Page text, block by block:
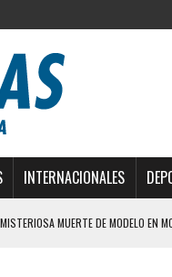
INTERNACIONALES
MISTERIOSA MUERTE DE MODELO EN